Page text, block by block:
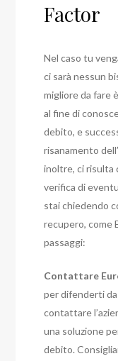
Factor
Nel caso tu
ci sarà nessun
migliore da fare
al fine di
debito, e
risanamento
inoltre, ci risulta
verifica di
stai chiedendo
recupero, come
passaggi:
Contattare
per difenderti da
contattare
una soluzione
debito.